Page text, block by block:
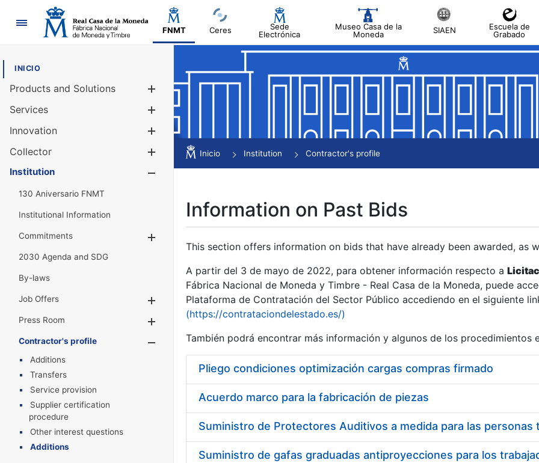
Navigation
FNMT Ceres
Sede
Electrónica
Museo Casa de la
Moneda
SIAEN
Escuela de
Grabado
INICIO
Products and Solutions
Services
Innovation
Collector
Show/Hide
Institution
130 Aniversario FNMT
Institutional Information
Commitments
2030 Agenda and SDG
By-laws
Job Offers
Show/Hide
Press Room
Show/Hide
Contractor's profile
Show/Hide
Additions
Transfers
Service provision
Supplier certification
procedure
Other interest questions
Additions
Inicio Institution Contractor's profile
Information on Past Bids
This section offers information on bids that have already been awarded, as
A partir del 3 de mayo de 2022, para obtener información respecto a
Fábrica Nacional de Moneda y Timbre - Real Casa de la Moneda, puede
Plataforma de Contratación del Sector Público accediendo en el siguiente
(https://contrataciondelestado.es/)
También podrá encontrar más información y algunos de los procedimientos
Pliego condiciones optimización cargas compras firmado
Acuerdo marco para la fabricación de piezas